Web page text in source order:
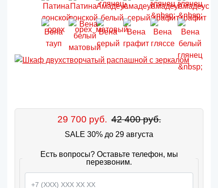
29 700 руб. 42 400 руб.
SALE 30% до 29 августа
Есть вопросы? Оставьте телефон, мы
перезвоним.